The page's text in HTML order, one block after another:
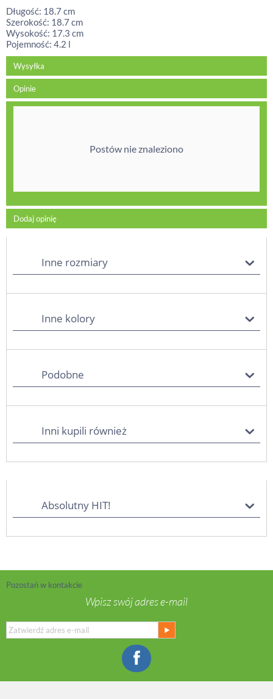
Długość: 18.7 cm
Szerokość: 18.7 cm
Wysokość: 17.3 cm
Pojemność: 4.2 l
Wysyłka
Opinie
Postów nie znaleziono
Dodaj opinię
Inne rozmiary
Inne kolory
Podobne
Inni kupili również
Absolutny HIT!
Pozostań w kontakcie
Wpisz swój adres e-mail